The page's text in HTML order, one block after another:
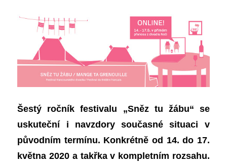
Šestý ročník festivalu „Sněz tu žábu“ se
uskuteční i navzdory současné situaci v
původním termínu. Konkrétně od 14.do 17.
května 2020 a takřka v kompletním rozsahu.